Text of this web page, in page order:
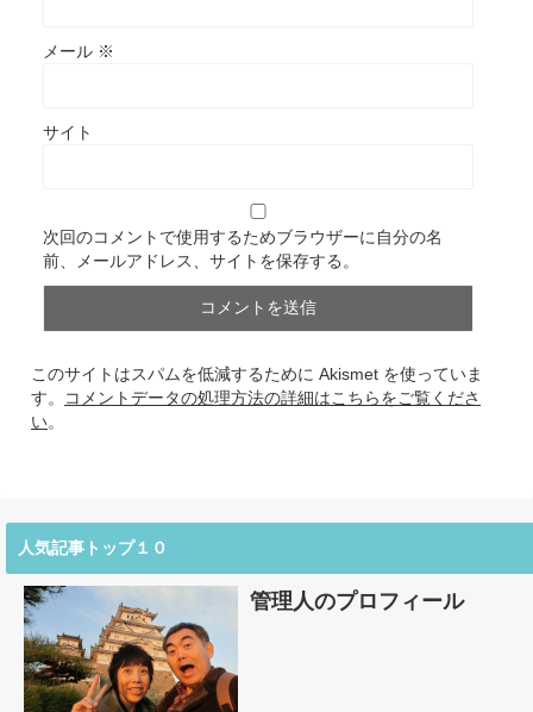
メール ※
サイト
次回のコメントで使用するためブラウザーに自分の名
前、メールアドレス、サイトを保存する。
このサイトはスパムを低減するために Akismet を使っていま
す。
コメントデータの処理方法の詳細はこちらをご覧くださ
い。
人気記事トップ１０
管理人のプロフィール